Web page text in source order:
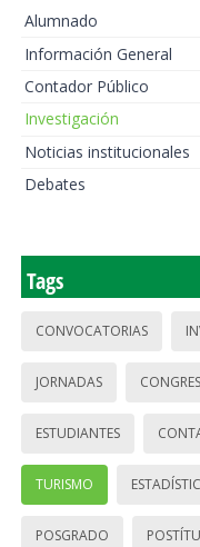
Alumnado
Información General
Contador Público
Investigación
Noticias institucionales
Debates
Tags
CONVOCATORIAS
JORNADAS
ESTUDIANTES
TURISMO
POSGRADO